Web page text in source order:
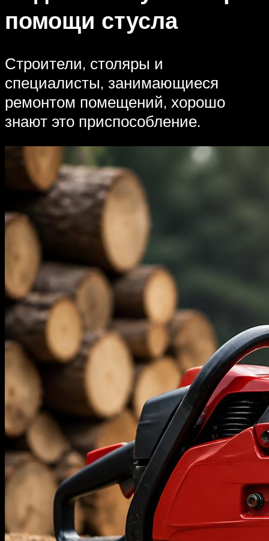
помощи стусла
Строители, столяры и
специалисты, занимающиеся
ремонтом помещений, хорошо
знают это приспособление.